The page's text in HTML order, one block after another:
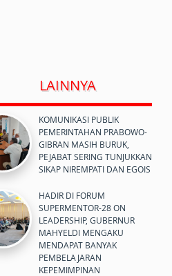
LAINNYA
KOMUNIKASI PUBLIK
PEMERINTAHAN PRABOWO-
GIBRAN MASIH BURUK,
PEJABAT SERING TUNJUKKAN
SIKAP NIREMPATI DAN EGOIS
HADIR DI FORUM
SUPERMENTOR-28 ON
LEADERSHIP, GUBERNUR
MAHYELDI MENGAKU
MENDAPAT BANYAK
PEMBELAJARAN
KEPEMIMPINAN